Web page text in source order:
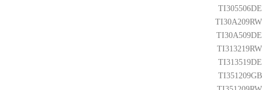
TI305506DE
TI30A209RW
TI30A509DE
TI313219RW
TI313519DE
TI351209GB